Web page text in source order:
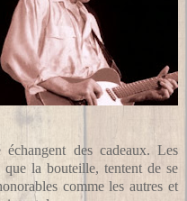
des cadeaux. Les
la bouteille, tentent de se
comme les autres et